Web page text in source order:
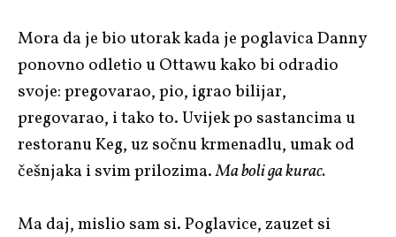
Mora da je bio utorak kada je poglavica Danny
ponovno odletio u Ottawu kako bi odradio
svoje: pregovarao, pio, igrao bilijar,
pregovarao, i tako to. Uvijek po sastancima u
restoranu Keg, uz sočnu krmenadlu, umak od
češnjaka i svim prilozima.Ma boli ga kurac.
Ma daj, mislio sam si. Poglavice, zauzet si